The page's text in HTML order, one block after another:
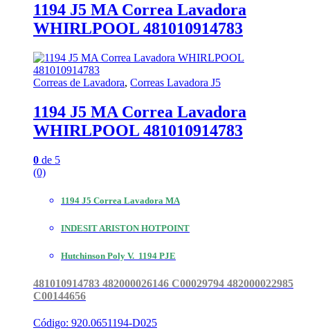
1194 J5 MA Correa Lavadora
WHIRLPOOL 481010914783
Correas de Lavadora, Correas Lavadora J5
1194 J5 MA Correa Lavadora
WHIRLPOOL 481010914783
0 de 5
(0)
1194 J5 Correa Lavadora MA
INDESIT ARISTON HOTPOINT
Hutchinson Poly V. 1194 PJE
481010914783 482000026146 C00029794 482000022985
C00144656
Código: 920.0651194-D025